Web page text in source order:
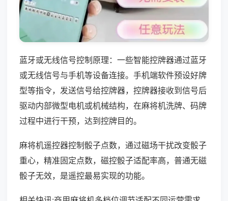
蓝牙或无线信号控制原理：一些智能控牌器通过蓝牙
或无线信号与手机等设备连接。手机端软件预设好牌
型等指令，发送信号给控牌器，控牌器接收到信号后
驱动内部微型电机或机械结构，在麻将机洗牌、码牌
过程中进行干预，达到控牌目的。
麻将机遥控器控制骰子点数，通过磁场干扰改变骰子
重心，精准固定点数，磁控骰子适配率高，普通无磁
骰子无效，是遥控最易实现的功能。